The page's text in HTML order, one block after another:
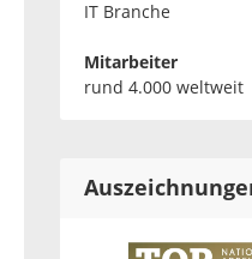
IT Branche
Mitarbeiter
rund 4.000 weltweit